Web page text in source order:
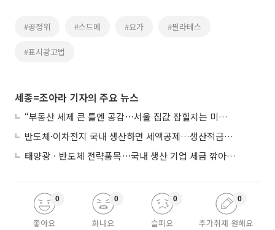
#공정위 #스드메 #요가 #필라테스
#표시광고법
세종=조아라 기자의 주요 뉴스
“부동산 세제 큰 틀엔 공감⋯서울 집값 잡힐지는 미지수”
반도체·이차전지 국내 생산하면 세액공제…생산적금융 ISA 신설
태양광ㆍ반도체 전략품목⋯국내 생산 기업 세금 깎아준다
좋아요
0
화나요
0
슬퍼요
0
추가취재 원해요
0